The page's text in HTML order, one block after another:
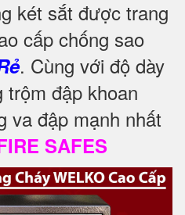
két sắt được trang
cấp chống sao
. Cùng với độ dày
đập khoan
va đập mạnh nhất
SAFES